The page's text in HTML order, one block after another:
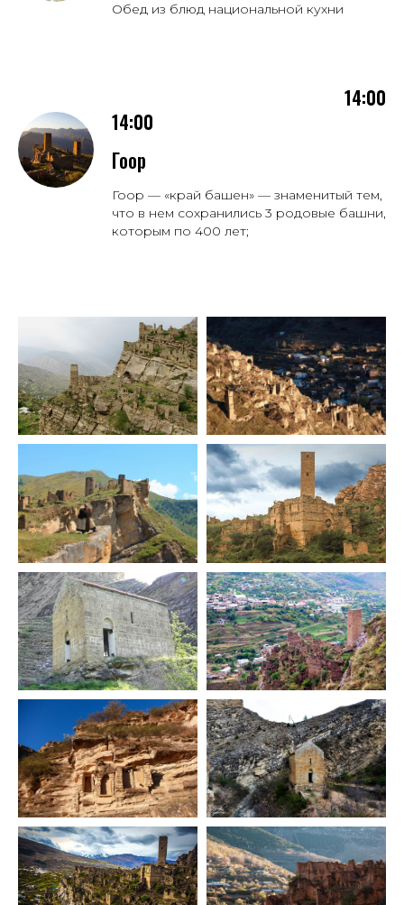
Обед из блюд национальной кухни
14:00
14:00
Гоор
Гоор — «край башен» — знаменитый тем,
что в нем сохранились 3 родовые башни,
которым по 400 лет;